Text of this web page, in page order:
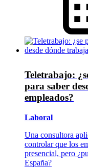
Teletrabajo:
para saber
empleados?
Laboral
Una consultora
controlar que los
presencial, pero
España?